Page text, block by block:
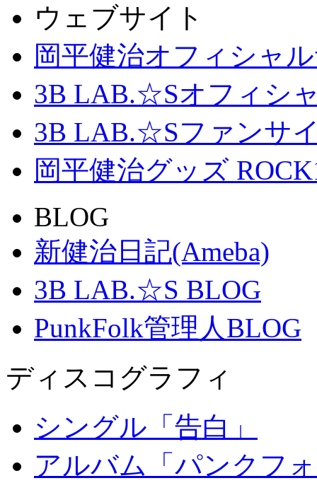
ウェブサイト
岡平健治オフィシャ
3B LAB.☆Sオフィシ
3B LAB.☆Sファンサイ
岡平健治グッズ
BLOG
新健治日記(Ameba)
3B LAB.☆S BLOG
PunkFolk管理人BLOG
ディスコグラフィ
シングル「告白」
アルバム「パンクフ